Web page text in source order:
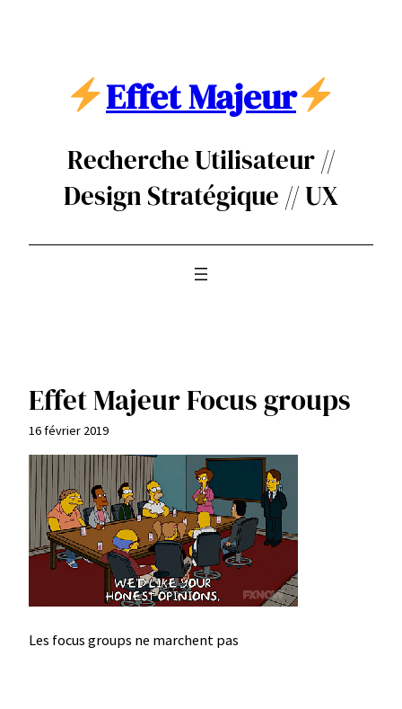
Effet Majeur
Recherche Utilisateur //
Design Stratégique // UX
Effet Majeur Focus groups
16 février 2019
Les focus groups ne marchent pas